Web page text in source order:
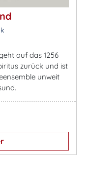
auf das 1256
zurück und ist
unweit